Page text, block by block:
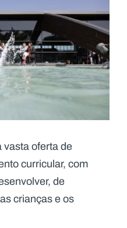
oferta de
curricular, com
de
crianças e os